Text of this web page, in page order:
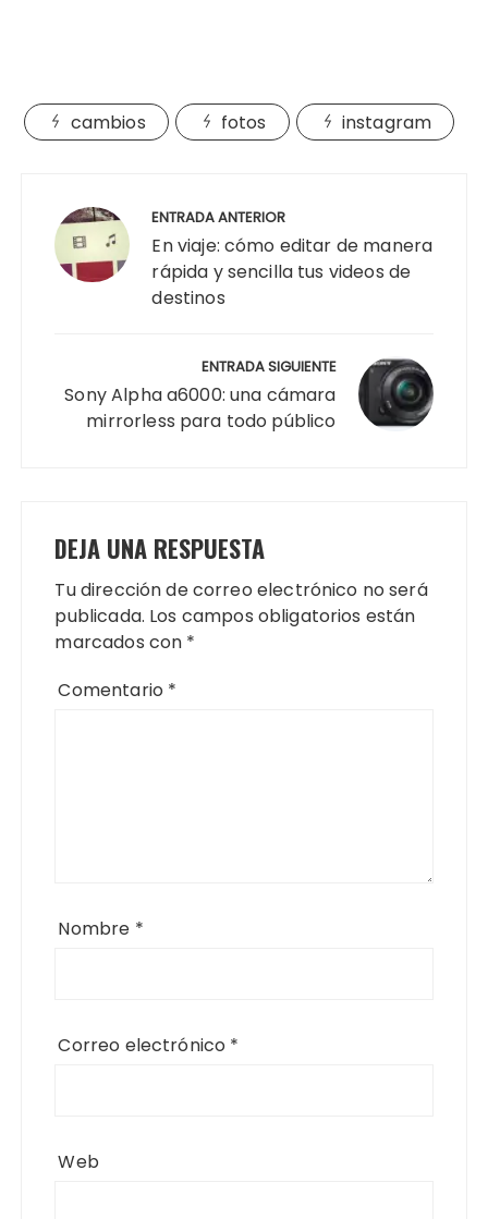
cambios fotos instagram
entradas
ENTRADA ANTERIOR
En viaje: cómo editar de manera
rápida y sencilla tus videos de
destinos
ENTRADA SIGUIENTE
Sony Alpha a6000: una cámara
mirrorless para todo público
DEJA UNA RESPUESTA
Tu dirección de correo electrónico no será
publicada. Los campos obligatorios están
marcados con *
Comentario *
Nombre *
Correo electrónico *
Web